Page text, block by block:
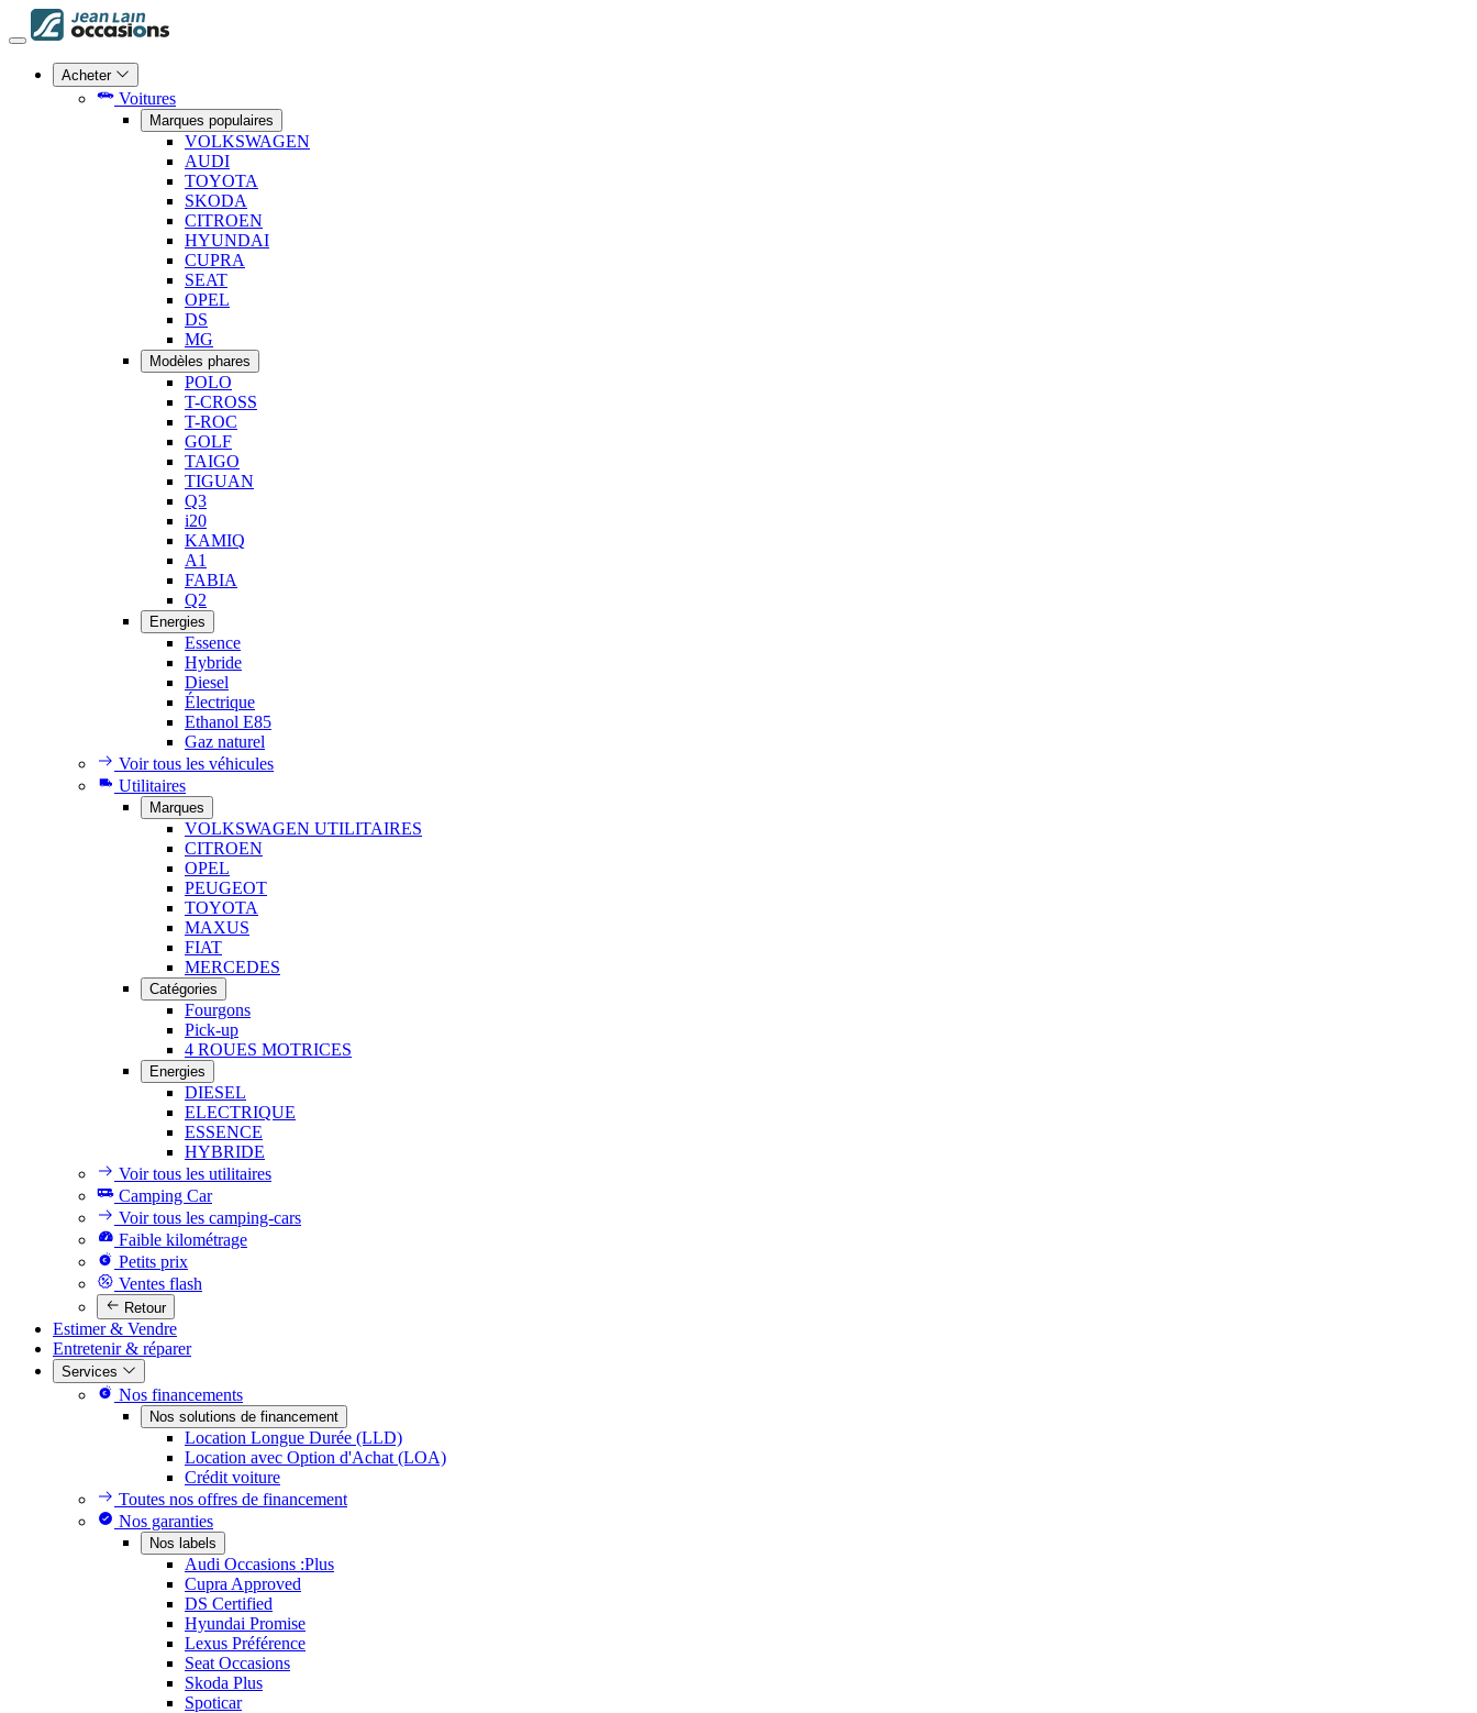
Acheter
Voitures
Marques populaires
VOLKSWAGEN
AUDI
TOYOTA
SKODA
CITROEN
HYUNDAI
CUPRA
SEAT
OPEL
DS
MG
Modèles phares
POLO
T-CROSS
T-ROC
GOLF
TAIGO
TIGUAN
Q3
i20
KAMIQ
A1
FABIA
Q2
Energies
Essence
Hybride
Diesel
Électrique
Ethanol E85
Gaz naturel
Voir tous les véhicules
Utilitaires
Marques
VOLKSWAGEN UTILITAIRES
CITROEN
OPEL
PEUGEOT
TOYOTA
MAXUS
FIAT
MERCEDES
Catégories
Fourgons
Pick-up
4 ROUES MOTRICES
Energies
DIESEL
ELECTRIQUE
ESSENCE
HYBRIDE
Voir tous les utilitaires
Camping Car
Voir tous les camping-cars
Faible kilométrage
Petits prix
Ventes flash
Retour
Estimer & Vendre
Entretenir & réparer
Services
Nos financements
Nos solutions de financement
Location Longue Durée (LLD)
Location avec Option d'Achat (LOA)
Crédit voiture
Toutes nos offres de financement
Nos garanties
Nos labels
Audi Occasions :Plus
Cupra Approved
DS Certified
Hyundai Promise
Lexus Préférence
Seat Occasions
Skoda Plus
Spoticar